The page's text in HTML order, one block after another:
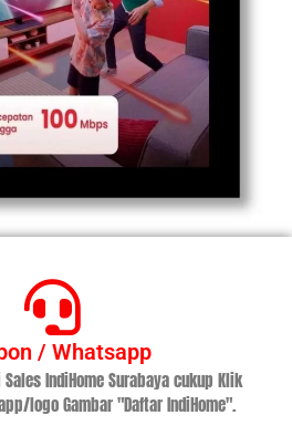
/ Whatsapp
IndiHome Surabaya cukup Klik
logo Gambar "Daftar IndiHome".